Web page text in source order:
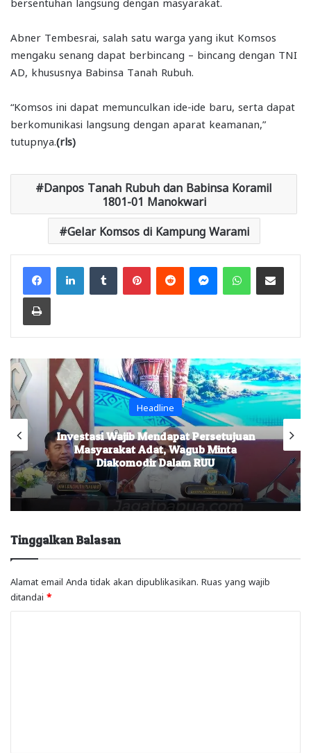
Abner Tembesrai, salah satu warga yang ikut Komsos
mengaku senang dapat berbincang – bincang dengan TNI
AD, khususnya Babinsa Tanah Rubuh.
“Komsos ini dapat memunculkan ide-ide baru, serta dapat
berkomunikasi langsung dengan aparat keamanan,”
tutupnya. (rls)
Danpos Tanah Rubuh dan Babinsa Koramil
1801-01 Manokwari
Gelar Komsos di Kampung Warami
FacebookLinkedInTumblr PinterestReddit MessengerWhatsAppShare via Email
Print
Headline
Investasi Wajib Mendapat Persetujuan
Masyarakat Adat, Wagub Minta
Diakomodir Dalam RUU
Tinggalkan Balasan
Alamat email Anda tidak akan dipublikasikan. Ruas yang wajib
ditandai *